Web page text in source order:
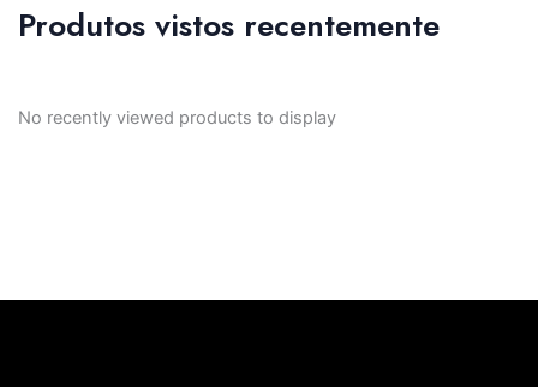
Produtos vistos recentemente
No recently viewed products to display